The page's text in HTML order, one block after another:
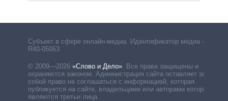
Субъект в сфере онлайн-медиа. Идентификатор медиа –
R40-05063
© 2009—2026 «Слово и Дело»
Все права защищены и
охраняются законом. Администрация сайта оставляет за
собой право не соглашаться с информацией, которая
публикуется на сайте, владельцами или авторами которой
являются третьи лица.